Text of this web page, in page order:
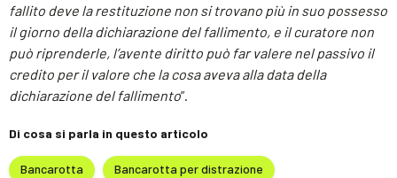
fallito deve la restituzione non si trovano più in suo possesso
il giorno della dichiarazione del fallimento, e il curatore non
può riprenderle, l’avente diritto può far valere nel passivo il
credito per il valore che la cosa aveva alla data della
dichiarazione del fallimento”.
Di cosa si parla in questo articolo
Bancarotta Bancarotta per distrazione